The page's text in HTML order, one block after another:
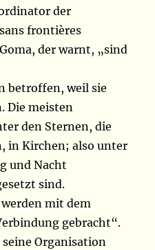
der
frontières
der warnt, „sind
betroffen, weil sie
Die meisten
den Sternen, die
in Kirchen; also unter
und Nacht
sind.
mit dem
gebracht“.
seine Organisation